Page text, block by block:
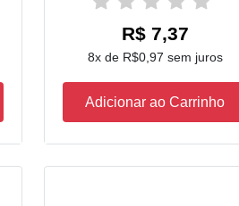
R$ 7,37
8x de R$0,97 sem juros
Adicionar ao Carrinho